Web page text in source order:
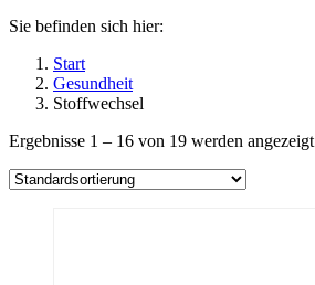
Sie befinden sich hier:
Start
Gesundheit
Stoffwechsel
Ergebnisse 1 – 16 von 19 werden angezeigt